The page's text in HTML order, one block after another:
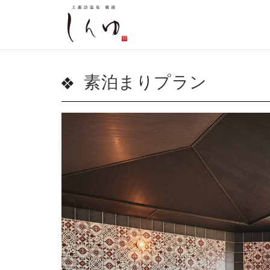
素泊まりプラン